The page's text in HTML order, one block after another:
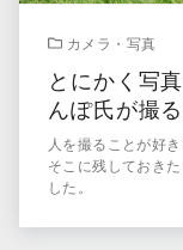
カメラ・写真
とにかく写
んぽ氏が撮
人を撮ることが好
そこに残しておき
した。